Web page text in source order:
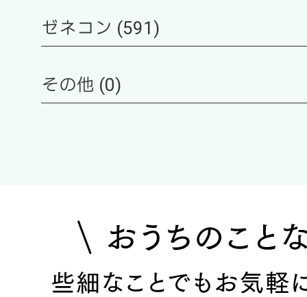
ゼネコン (591)
その他 (0)